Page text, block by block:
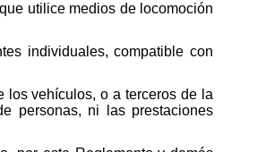
utilice medios de locomoción
individuales, compatible con
los vehículos, o a terceros de la
personas, ni las prestaciones